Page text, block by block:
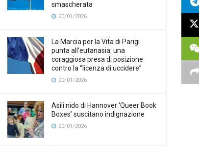
smascherata
20/01/2026
La Marcia per la Vita di Parigi
punta all’eutanasia: una
coraggiosa presa di posizione
contro la “licenza di uccidere”
20/01/2026
Asili nido di Hannover ‘Queer Book
Boxes’ suscitano indignazione
20/01/2026